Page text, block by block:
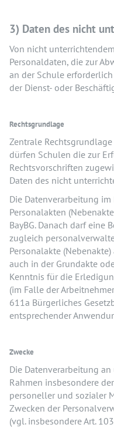
3) Daten des nicht
Von nicht
Personaldaten, die zur
an der Schule
der Dienst- oder
Rechtsgrundlage
Zentrale Rechtsgrundlage
dürfen Schulen die zur
Rechtsvorschriften
Daten des nicht
Die Datenverarbeitung
Personalakten
BayBG. Danach darf eine
zugleich
Personalakte
auch in der Grundakte
Kenntnis für die
(im Falle der
611a Bürgerliches
entsprechender
Zwecke
Die Datenverarbeitung
Rahmen insbesondere
personeller und sozialer
Zwecken der
(vgl. insbesondere Art. 103